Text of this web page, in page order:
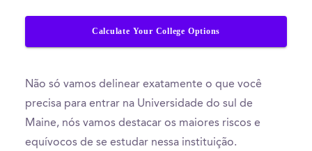
Calculate Your College Options
Não só vamos delinear exatamente o que você
precisa para entrar na Universidade do sul de
Maine, nós vamos destacar os maiores riscos e
equívocos de se estudar nessa instituição.